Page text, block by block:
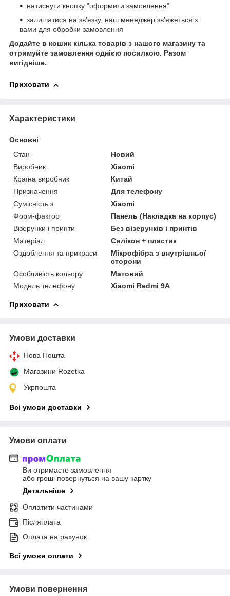
натиснути кнопку "оформити замовлення"
залишатися на зв'язку, наш менеджер зв'яжеться з
вами для обробки замовлення
Додайте в кошик кілька товарів з нашого магазину та
отримуйте замовлення однією посилкою. Разом
вигідніше.
Приховати
Характеристики
Основні
Стан
Новий
Виробник
Xiaomi
Країна виробник
Китай
Призначення
Для телефону
Сумісність з
Xiaomi
Форм-фактор
Панель (Накладка на корпус)
Візерунки і принти
Без візерунків і принтів
Матеріал
Силікон + пластик
Оздоблення та прикраси
Мікрофібра з внутрішньої
сторони
Особливість кольору
Матовий
Модель телефону
Xiaomi Redmi 9A
Приховати
Умови доставки
Нова Пошта
Магазини Rozetka
Укрпошта
Всі умови доставки
Умови оплати
Ви отримаєте замовлення
або гроші повернуться на вашу картку
Детальніше
Оплатити частинами
Післяплата
Оплата на рахунок
Всі умови оплати
Умови повернення